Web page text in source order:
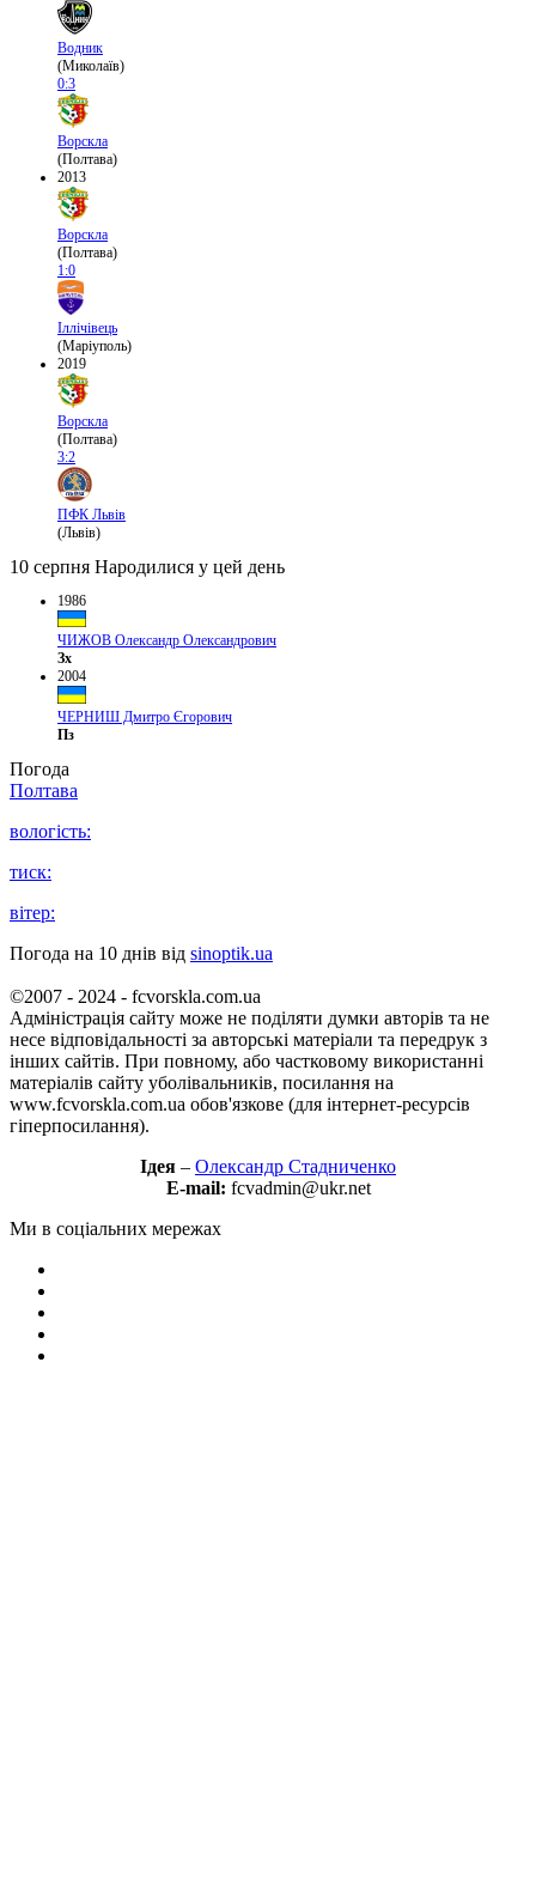
Водник
(Миколаїв)
0:3
Ворскла
(Полтава)
2013
Ворскла
(Полтава)
1:0
Іллічівець
(Маріуполь)
2019
Ворскла
(Полтава)
3:2
ПФК Львів
(Львів)
10 серпня Народилися у цей день
1986
ЧИЖОВ Олександр Олександрович
Зх
2004
ЧЕРНИШ Дмитро Єгорович
Пз
Погода
Полтава
вологість:
тиск:
вітер:
Погода на 10 днів від sinoptik.ua
©2007 - 2024 - fcvorskla.com.ua
Адміністрація сайту може не поділяти думки авторів та не
несе відповідальності за авторські матеріали та передрук з
інших сайтів. При повному, або частковому використанні
матеріалів сайту уболівальників, посилання на
www.fcvorskla.com.ua обов'язкове (для інтернет-ресурсів
гіперпосилання).
Ідея – Олександр Стадниченко
E-mail: fcvadmin@ukr.net
Ми в соціальних мережах